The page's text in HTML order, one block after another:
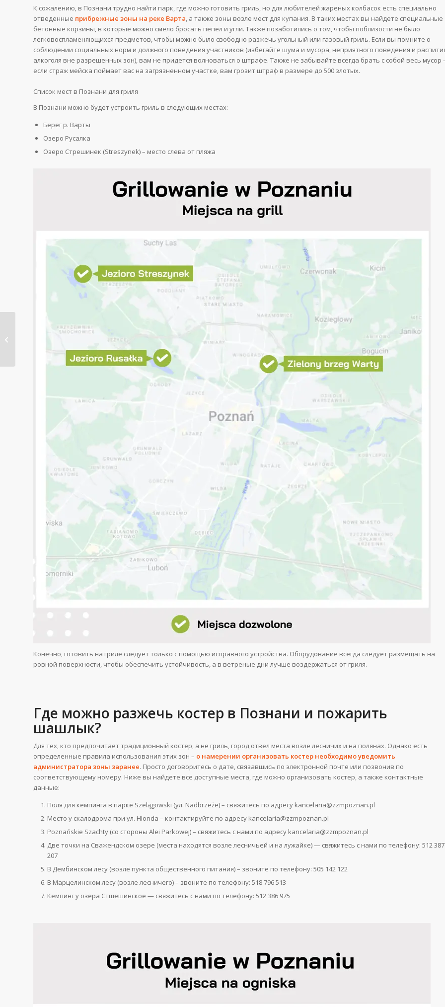
К сожалению, в Познани трудно найти парк, где можно готовить гриль, но для любителей жареных колбасок есть специально
отведенные прибрежные зоны на реке Варта , а также зоны возле мест для купания. В таких местах вы найдете специальные
бетонные корзины, в которые можно смело бросать пепел и угли. Также позаботились о том, чтобы поблизости не было
легковоспламеняющихся предметов, чтобы можно было свободно разжечь угольный или газовый гриль. Если вы помните о
соблюдении социальных норм и должного поведения участников (избегайте шума и мусора, неприятного поведения и
алкоголя вне разрешенных зон), вам не придется волноваться о штрафе. Также не забывайте всегда брать с собой весь мусор
если страж мейска поймает вас на загрязненном участке, вам грозит штраф в размере до 500 злотых.
Список мест в Познани для гриля
В Познани можно будет устроить гриль в следующих местах:
Берег р. Варты
Озеро Русалка
Озеро Стрешинек (Streszynek) – место слева от пляжа
Конечно, готовить на гриле следует только с помощью исправного устройства. Оборудование всегда следует размещать на
ровной поверхности, чтобы обеспечить устойчивость, а в ветреные дни лучше воздержаться от гриля.
Где можно разжечь костер в Познани и пожарить
шашлык?
Для тех, кто предпочитает традиционный костер, а не гриль, город отвел места возле лесничих и на полянах. Однако есть
определенные правила использования этих зон – о намерении организовать костер необходимо уведомить
администратора зоны заранее. Просто договоритесь о дате, связавшись по электронной почте или позвонив по
соответствующему номеру. Ниже вы найдете все доступные места, где можно организовать костер, а также контактные
данные:
Поля для кемпинга в парке Szelągowski (ул. Nadbrzeże) – свяжитесь по адресу kancelaria@zzmpoznan.pl
Место у скалодрома при ул. Hlonda – контактируйте по адресу kancelaria@zzmpoznan.pl
Poznańskie Szachty (со стороны Alei Parkowej) – свяжитесь с нами по адресу kancelaria@zzmpoznan.pl
Две точки на Сважендском озере (места находятся возле лесничьей и на лужайке) — свяжитесь с нами по телефону: 512 387
207
В Дембинском лесу (возле пункта общественного питания) – звоните по телефону: 505 142 122
В Марцелинском лесу (возле лесничего) – звоните по телефону: 518 796 513
Кемпинг у озера Стшешинское — свяжитесь с нами по телефону: 512 386 975